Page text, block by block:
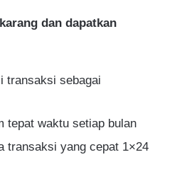
dan dapatkan
transaksi sebagai
tepat waktu setiap bulan​
transaksi yang cepat 1×24